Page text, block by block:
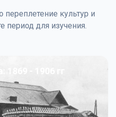
переплетение культур и
период для изучения.
- 1906 гг